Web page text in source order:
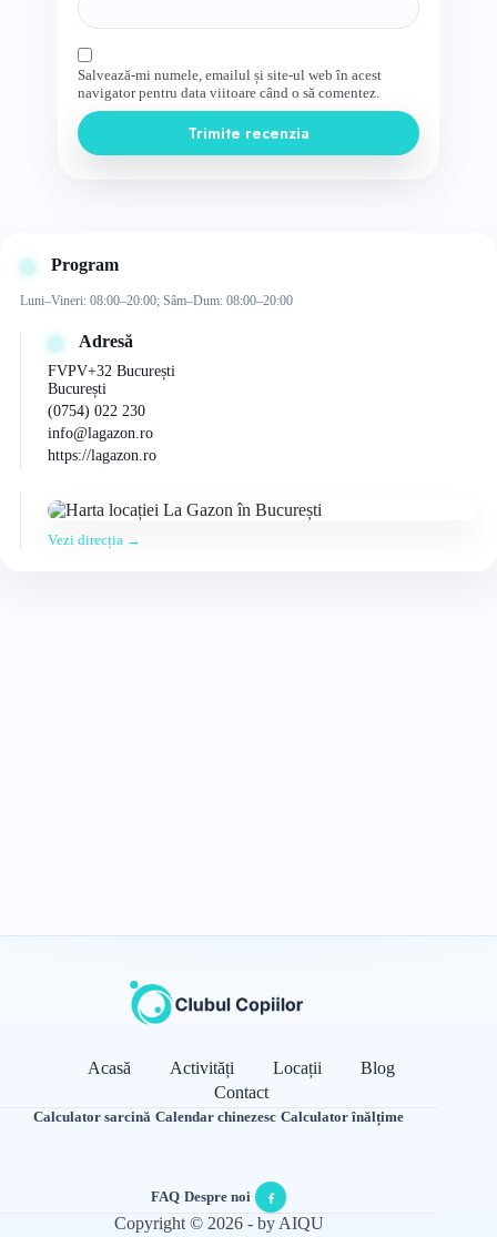
Salvează-mi numele, emailul și site-ul web în acest
navigator pentru data viitoare când o să comentez.
Trimite recenzia
Program
Luni–Vineri: 08:00–20:00; Sâm–Dum: 08:00–20:00
Adresă
FVPV+32 București
București
(0754) 022 230
info@lagazon.ro
https://lagazon.ro
Vezi direcția →
Acasă Activități Locații
Blog
Contact
Calculator sarcină·Calendar chinezesc·Calculator înălțime
FAQ·Despre noi·
Copyright © 2026 - by AIQU